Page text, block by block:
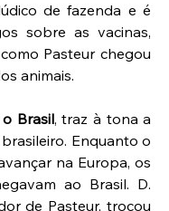
de fazenda e é
sobre as vacinas,
Pasteur chegou
animais.
Brasil, traz à tona a
Enquanto o
na Europa, os
ao Brasil. D.
de Pasteur, trocou